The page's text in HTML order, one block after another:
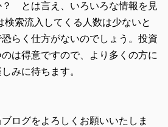
？ とは言え、いろいろな情報を見
検索流入してくる人数は少ないと
らく仕方がないのでしょう。投資
は得意ですので、より多くの方に
みに待ちます。
ログをよろしくお願いいたしま